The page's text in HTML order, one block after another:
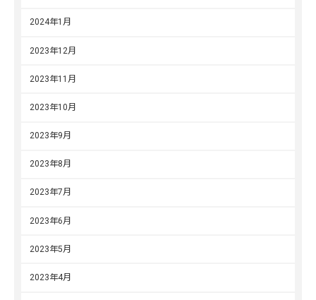
2024年1月
2023年12月
2023年11月
2023年10月
2023年9月
2023年8月
2023年7月
2023年6月
2023年5月
2023年4月